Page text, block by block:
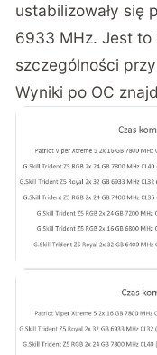
ustabilizowały się
6933 MHz. Jest to
szczególności
Wyniki po OC